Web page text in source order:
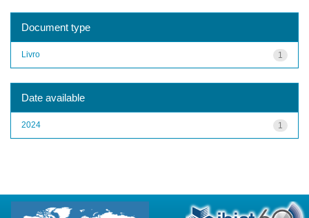
Document type
1
Livro
Date available
1
2024